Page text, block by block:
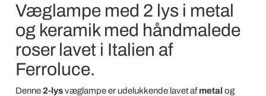
Væglampe med 2 lys i metal
og keramik med håndmalede
roser lavet i Italien af
Ferroluce.
Denne 2-lysvæglampe er udelukkende lavet afmetal og